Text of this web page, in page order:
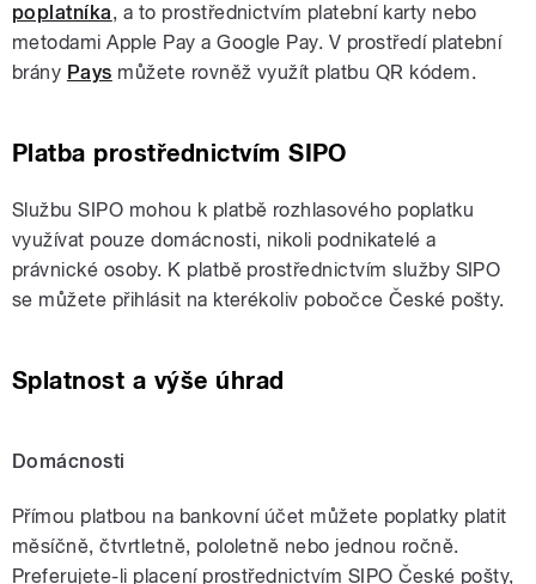
poplatníka, a to prostřednictvím platební karty nebo
metodami Apple Pay a Google Pay. V prostředí platební
brány Pays můžete rovněž využít platbu QR kódem.
Platba prostřednictvím SIPO
Službu SIPO mohou k platbě rozhlasového poplatku
využívat pouze domácnosti, nikoli podnikatelé a
právnické osoby. K platbě prostřednictvím služby SIPO
se můžete přihlásit na kterékoliv pobočce České pošty.
Splatnost a výše úhrad
Domácnosti
Přímou platbou na bankovní účet můžete poplatky platit
měsíčně, čtvrtletně, pololetně nebo jednou ročně.
Preferujete-li placení prostřednictvím SIPO České pošty,